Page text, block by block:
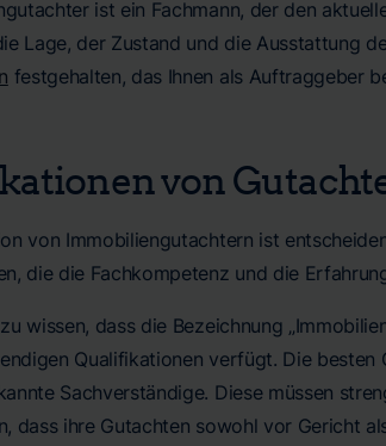
ist ein Fachmann, der den
Lage, der Zustand und die Ausstattung
festgehalten, das Ihnen als Auftraggeber
von
von Immobiliengutachtern ist
die die Fachkompetenz und die
wissen, dass die Bezeichnung
Qualifikationen verfügt. Die
Sachverständige. Diese müssen
dass ihre Gutachten sowohl vor Gericht